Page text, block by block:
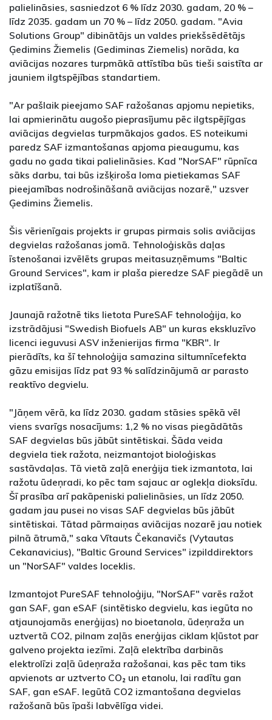
palielināsies, sasniedzot 6 % līdz 2030. gadam, 20 % –
līdz 2035. gadam un 70 % – līdz 2050. gadam. "Avia
Solutions Group" dibinātājs un valdes priekšsēdētājs
Ģedimins Žiemelis (Gediminas Ziemelis) norāda, ka
aviācijas nozares turpmākā attīstība būs tieši saistīta ar
jauniem ilgtspējības standartiem.
"Ar pašlaik pieejamo SAF ražošanas apjomu nepietiks,
lai apmierinātu augošo pieprasījumu pēc ilgtspējīgas
aviācijas degvielas turpmākajos gados. ES noteikumi
paredz SAF izmantošanas apjoma pieaugumu, kas
gadu no gada tikai palielināsies. Kad "NorSAF" rūpnīca
sāks darbu, tai būs izšķiroša loma pietiekamas SAF
pieejamības nodrošināšanā aviācijas nozarē," uzsver
Ģedimins Žiemelis.
Šis vērienīgais projekts ir grupas pirmais solis aviācijas
degvielas ražošanas jomā. Tehnoloģiskās daļas
īstenošanai izvēlēts grupas meitasuzņēmums "Baltic
Ground Services", kam ir plaša pieredze SAF piegādē un
izplatīšanā.
Jaunajā ražotnē tiks lietota PureSAF tehnoloģija, ko
izstrādājusi "Swedish Biofuels AB" un kuras ekskluzīvo
licenci ieguvusi ASV inženierijas firma "KBR". Ir
pierādīts, ka šī tehnoloģija samazina siltumnīcefekta
gāzu emisijas līdz pat 93 % salīdzinājumā ar parasto
reaktīvo degvielu.
"Jāņem vērā, ka līdz 2030. gadam stāsies spēkā vēl
viens svarīgs nosacījums: 1,2 % no visas piegādātās
SAF degvielas būs jābūt sintētiskai. Šāda veida
degviela tiek ražota, neizmantojot bioloģiskas
sastāvdaļas. Tā vietā zaļā enerģija tiek izmantota, lai
ražotu ūdeņradi, ko pēc tam sajauc ar oglekļa dioksīdu.
Šī prasība arī pakāpeniski palielināsies, un līdz 2050.
gadam jau pusei no visas SAF degvielas būs jābūt
sintētiskai. Tātad pārmaiņas aviācijas nozarē jau notiek
pilnā ātrumā," saka Vītauts Čekanavičs (Vytautas
Cekanavicius), "Baltic Ground Services" izpilddirektors
un "NorSAF" valdes loceklis.
Izmantojot PureSAF tehnoloģiju, "NorSAF" varēs ražot
gan SAF, gan eSAF (sintētisko degvielu, kas iegūta no
atjaunojamās enerģijas) no bioetanola, ūdeņraža un
uztvertā CO2, pilnam zaļās enerģijas ciklam kļūstot par
galveno projekta iezīmi. Zaļā elektrība darbinās
elektrolīzi zaļā ūdeņraža ražošanai, kas pēc tam tiks
apvienots ar uztverto CO₂ un etanolu, lai radītu gan
SAF, gan eSAF. Iegūtā CO2 izmantošana degvielas
ražošanā būs īpaši labvēlīga videi.